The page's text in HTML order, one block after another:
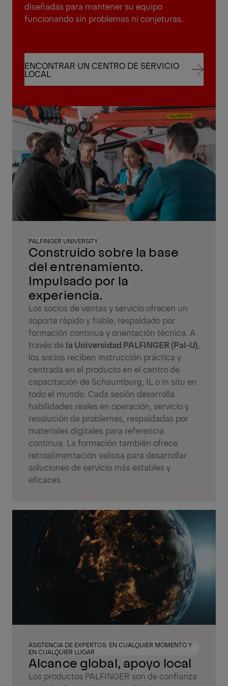
diseñadas para mantener su equipo
funcionando sin problemas ni conjeturas.
ENCONTRAR UN CENTRO DE SERVICIO
LOCAL
LOCAL
Construido sobre la base
del entrenamiento.
Impulsado por la
experiencia.
PALFINGER UNIVERSITY
Los socios de ventas y servicio ofrecen un
soporte rápido y fiable, respaldado por
formación continua y orientación técnica. A
través de la Universidad PALFINGER (Pal-U)
los socios reciben instrucción práctica y
centrada en el producto en el centro de
capacitación de Schaumburg, IL o in situ en
todo el mundo. Cada sesión desarrolla
habilidades reales en operación, servicio y
resolución de problemas, respaldadas por
materiales digitales para referencia
continua. La formación también ofrece
retroalimentación valiosa para desarrollar
soluciones de servicio más estables y
eficaces.
Alcance global, apoyo local
ASISTENCIA DE EXPERTOS: EN CUALQUIER MOMENTO Y
EN CUALQUIER LUGAR
Los productos PALFINGER son de confianza